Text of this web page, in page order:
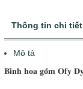
Thông tin chi tiết
Mô tả
𝐁𝐢̀𝐧𝐡 𝐡𝐨𝐚 𝐠𝐨̂́𝐦 𝐎𝐟𝐲